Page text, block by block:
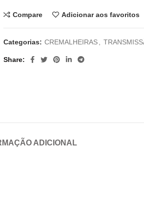
Compare Adicionar aos favoritos
Categorias: CREMALHEIRAS
Share
ADICIONAL